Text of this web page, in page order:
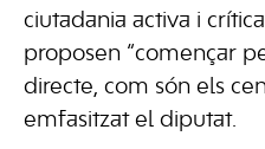
ciutadania activa i
proposen “començar
directe, com són els
emfasitzat el diputat.